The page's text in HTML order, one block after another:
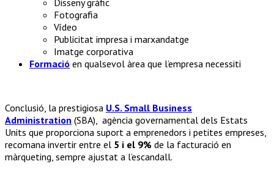
Disseny gràfic
Fotografia
Vídeo
Publicitat impresa i marxandatge
Imatge corporativa
Formació en qualsevol àrea que l’empresa necessiti
Conclusió, la prestigiosa U.S. Small Business
Administration (SBA), agència governamental dels Estats
Units que proporciona suport a emprenedors i petites empreses,
recomana invertir entre el 5 i el 9% de la facturació en
màrqueting, sempre ajustat a l’escandall.